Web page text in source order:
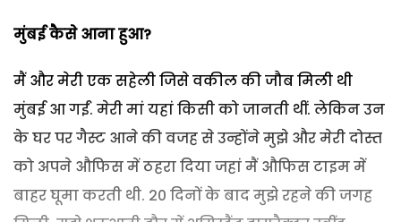
मुंबई कैसे आना हुआ?
मैं और मेरी एक सहेली जिसे वकील की जौब मिली थी
मुंबई आ गईं. मेरी मां यहां किसी को जानती थीं. लेकिन उन
के घर पर गैस्ट आने की वजह से उन्होंने मुझे और मेरी दोस्त
को अपने औफिस में ठहरा दिया जहां मैं औफिस टाइम में
बाहर घूमा करती थी. 20 दिनों के बाद मुझे रहने की जगह